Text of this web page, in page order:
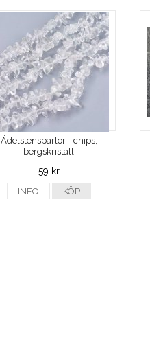
Ädelstenspärlor - chips,
bergskristall
59 kr
INFO KÖP